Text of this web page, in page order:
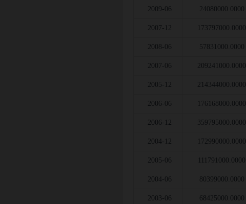
2009-06 24080000.0000
2007-12 173797000.0000
2008-06 57831000.0000
2007-06 209241000.0000
2005-12 214344000.0000
2006-06 176168000.0000
2006-12 359795000.0000
2004-12 172990000.0000
2005-06 111791000.0000
2004-06 80399000.0000
2003-06 68425000.0000